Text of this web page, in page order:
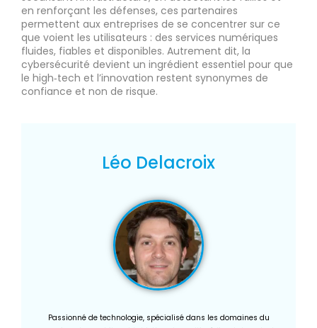
en renforçant les défenses, ces partenaires
permettent aux entreprises de se concentrer sur ce
que voient les utilisateurs : des services numériques
fluides, fiables et disponibles. Autrement dit, la
cybersécurité devient un ingrédient essentiel pour que
le high‑tech et l’innovation restent synonymes de
confiance et non de risque.
Léo Delacroix
Passionné de technologie, spécialisé dans les domaines du